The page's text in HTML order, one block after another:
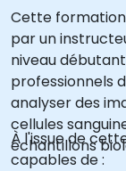
Cette
par un
niveau
professionnels
analyser des
cellules
échantillons
À l'issue de
capables de :